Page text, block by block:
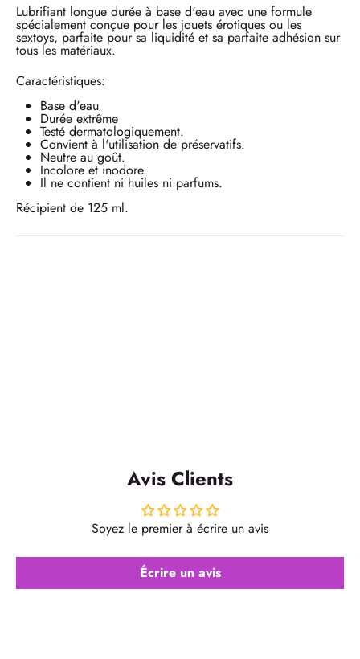
Lubrifiant longue durée à base d'eau avec une formule
spécialement conçue pour les jouets érotiques ou les
sextoys, parfaite pour sa liquidité et sa parfaite adhésion sur
tous les matériaux.
Caractéristiques:
Base d'eau
Durée extrême
Testé dermatologiquement.
Convient à l'utilisation de préservatifs.
Neutre au goût.
Incolore et inodore.
Il ne contient ni huiles ni parfums.
Récipient de 125 ml.
Avis Clients
Soyez le premier à écrire un avis
Écrire un avis